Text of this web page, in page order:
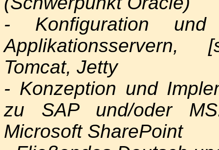
- Konfiguration
Applikationsservern,
Tomcat, Jetty
- Konzeption und
zu SAP und/oder
Microsoft SharePoint